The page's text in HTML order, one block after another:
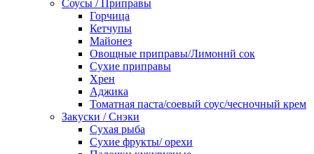
Соусы / Приправы
Горчица
Кетчупы
Майонез
Овощные приправы/Лимоннй сок
Сухие приправы
Хрен
Аджика
Томатная паста/соевый соус/чесночный крем
Закуски / Снэки
Сухая рыба
Сухие фрукты/ орехи